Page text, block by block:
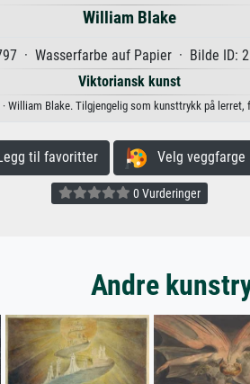
William Blake
· Wasserfarbe auf Papier · Bilde ID:
Viktoriansk kunst
William Blake. Tilgjengelig som kunsttrykk på
til favoritter Velg veggfarge
0 Vurderinger
Andre